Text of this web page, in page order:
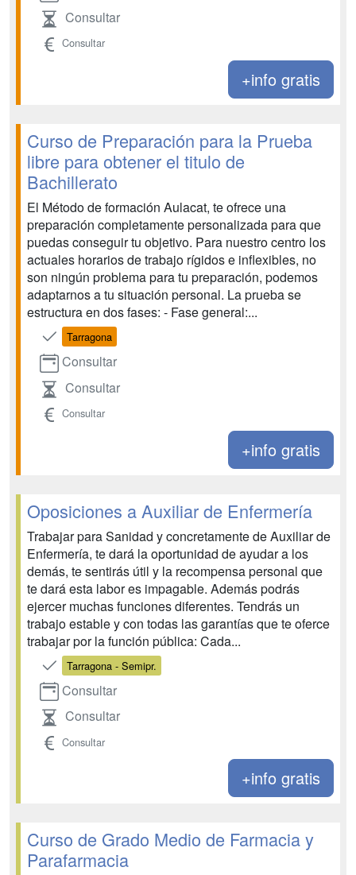
Consultar
Consultar
+info gratis
Curso de Preparación para la Prueba
libre para obtener el titulo de
Bachillerato
El Método de formación Aulacat, te ofrece una
preparación completamente personalizada para que
puedas conseguir tu objetivo. Para nuestro centro los
actuales horarios de trabajo rígidos e inflexibles, no
son ningún problema para tu preparación, podemos
adaptarnos a tu situación personal. La prueba se
estructura en dos fases: - Fase general:...
Tarragona
Consultar
Consultar
Consultar
+info gratis
Oposiciones a Auxiliar de Enfermería
Trabajar para Sanidad y concretamente de Auxiliar de
Enfermería, te dará la oportunidad de ayudar a los
demás, te sentirás útil y la recompensa personal que
te dará esta labor es impagable. Además podrás
ejercer muchas funciones diferentes. Tendrás un
trabajo estable y con todas las garantías que te oferce
trabajar por la función pública: Cada...
Tarragona - Semipr.
Consultar
Consultar
Consultar
+info gratis
Curso de Grado Medio de Farmacia y
Parafarmacia